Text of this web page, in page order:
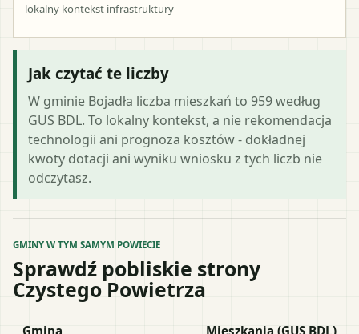
lokalny kontekst infrastruktury
Jak czytać te liczby
W gminie Bojadła liczba mieszkań to 959 według
GUS BDL. To lokalny kontekst, a nie rekomendacja
technologii ani prognoza kosztów - dokładnej
kwoty dotacji ani wyniku wniosku z tych liczb nie
odczytasz.
GMINY W TYM SAMYM POWIECIE
Sprawdź pobliskie strony
Czystego Powietrza
Gmina Mieszkania (GUS BDL)